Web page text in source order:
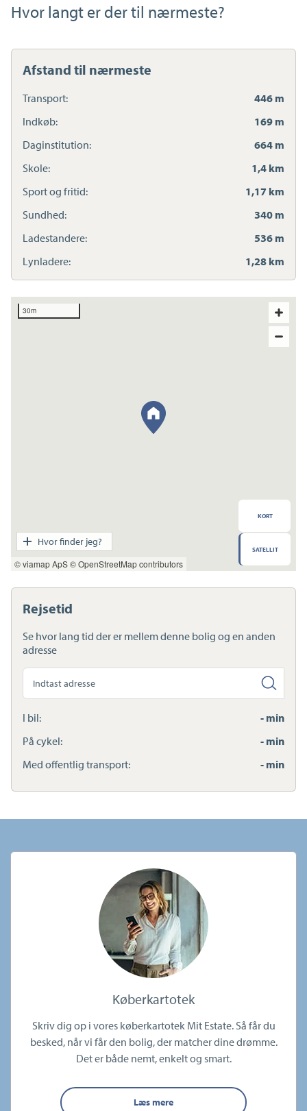
Hvor langt er der til nærmeste?
Afstand til nærmeste
Transport:
446 m
Indkøb:
169 m
Daginstitution:
664 m
Skole:
1,4 km
Sport og fritid:
1,17 km
Sundhed:
340 m
Ladestandere:
536 m
Lynladere:
1,28 km
Rejsetid
Se hvor lang tid der er mellem denne bolig og en anden
adresse
Søg
anden
adresse
I bil:
- min
På cykel:
- min
Med offentlig transport:
- min
30m
© viamap ApS© OpenStreetMap contributors
KORT
SATELLIT
Hvor finder jeg?
Transport
Indkøb
Daginstitution
Skole
Sundhed
Ladestandere
Lynladere
Køberkartotek
Skriv dig op i vores køberkartotek Mit Estate. Så får du
besked, når vi får den bolig, der matcher dine drømme.
Det er både nemt, enkelt og smart.
Læs mere